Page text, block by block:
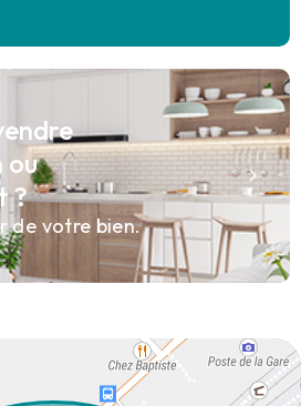
ou
?
de votre bien.